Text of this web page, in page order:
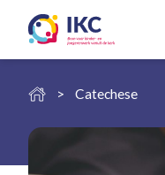
Catechese